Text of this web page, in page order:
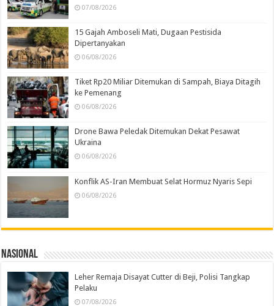
07/08/2026
15 Gajah Amboseli Mati, Dugaan Pestisida
Dipertanyakan
06/08/2026
Tiket Rp20 Miliar Ditemukan di Sampah, Biaya Ditagih
ke Pemenang
06/08/2026
Drone Bawa Peledak Ditemukan Dekat Pesawat
Ukraina
06/08/2026
Konflik AS-Iran Membuat Selat Hormuz Nyaris Sepi
06/08/2026
Nasional
Leher Remaja Disayat Cutter di Beji, Polisi Tangkap
Pelaku
07/08/2026